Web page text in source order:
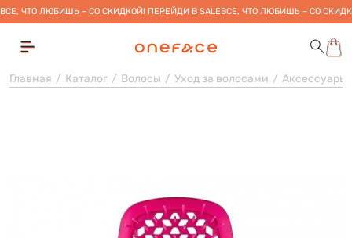
ВСЕ, ЧТО ЛЮБИШЬ – СО СКИДКОЙ! ПЕРЕЙДИ В SALEВСЕ, ЧТО ЛЮБИШЬ – СО
Главная Каталог Волосы Уход за волосами Аксессуары